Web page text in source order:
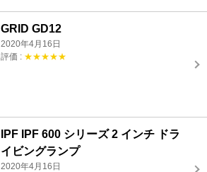
GRID GD12
2020年4月16日
評価 : ★★★★★
IPF IPF 600 シリーズ 2 インチ ドラ
イビングランプ
2020年4月16日